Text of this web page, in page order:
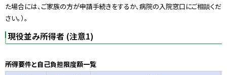
た場合には、ご家族の方が申請手続きをするか、病院の入院窓口にご相談くだ
さい。）。
現役並み所得者 (注意1)
所得要件と自己負担限度額一覧